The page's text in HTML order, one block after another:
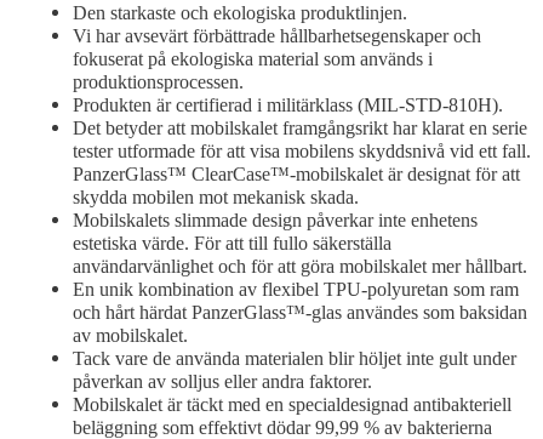
Den starkaste och ekologiska produktlinjen.
Vi har avsevärt förbättrade hållbarhetsegenskaper och
fokuserat på ekologiska material som används i
produktionsprocessen.
Produkten är certifierad i militärklass (MIL-STD-810H).
Det betyder att mobilskalet framgångsrikt har klarat en serie
tester utformade för att visa mobilens skyddsnivå vid ett fall.
PanzerGlass™ ClearCase™-mobilskalet är designat för att
skydda mobilen mot mekanisk skada.
Mobilskalets slimmade design påverkar inte enhetens
estetiska värde. För att till fullo säkerställa
användarvänlighet och för att göra mobilskalet mer hållbart.
En unik kombination av flexibel TPU-polyuretan som ram
och hårt härdat PanzerGlass™-glas användes som baksidan
av mobilskalet.
Tack vare de använda materialen blir höljet inte gult under
påverkan av solljus eller andra faktorer.
Mobilskalet är täckt med en specialdesignad antibakteriell
beläggning som effektivt dödar 99,99 % av bakterierna